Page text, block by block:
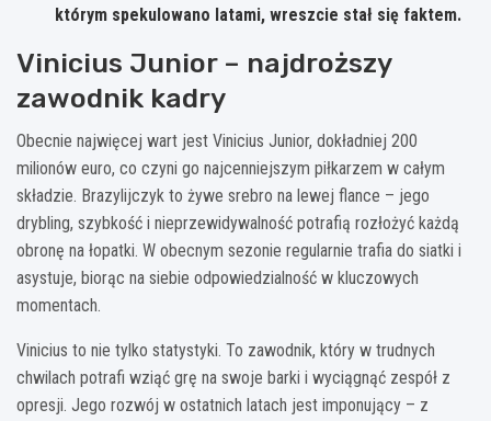
którym spekulowano latami, wreszcie stał się faktem.
Vinicius Junior – najdroższy
zawodnik kadry
Obecnie najwięcej wart jest Vinicius Junior, dokładniej 200
milionów euro, co czyni go najcenniejszym piłkarzem w całym
składzie. Brazylijczyk to żywe srebro na lewej flance – jego
drybling, szybkość i nieprzewidywalność potrafią rozłożyć każdą
obronę na łopatki. W obecnym sezonie regularnie trafia do siatki i
asystuje, biorąc na siebie odpowiedzialność w kluczowych
momentach.
Vinicius to nie tylko statystyki. To zawodnik, który w trudnych
chwilach potrafi wziąć grę na swoje barki i wyciągnąć zespół z
opresji. Jego rozwój w ostatnich latach jest imponujący – z